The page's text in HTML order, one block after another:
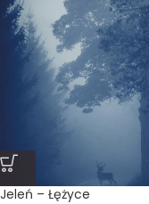
Jeleń – Łężyce